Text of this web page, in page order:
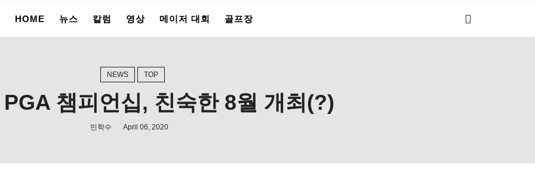
HOME 뉴스 칼럼 영상 메이저 대회 골프장
NEWS TOP
챔피언십, 친숙한 8월 개최(?)
민학수 April 06, 2020